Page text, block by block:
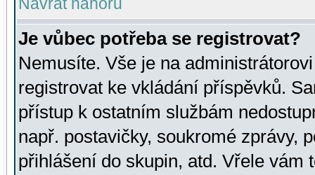
Je vůbec potřeba se registrovat?
Nemusíte. Vše je na
registrovat ke vkládání příspěvků.
přístup k ostatním službám
např. postavičky, soukromé zprávy,
přihlášení do skupin, atd. Vřele vám